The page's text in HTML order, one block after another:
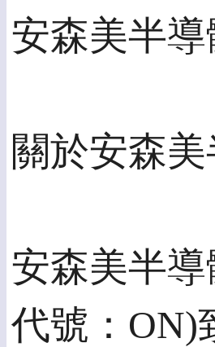
安森美半導
關於安森
安森美半導
代號：ON)